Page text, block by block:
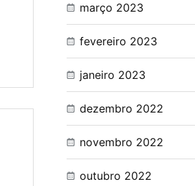
março 2023
fevereiro 2023
janeiro 2023
dezembro 2022
novembro 2022
outubro 2022